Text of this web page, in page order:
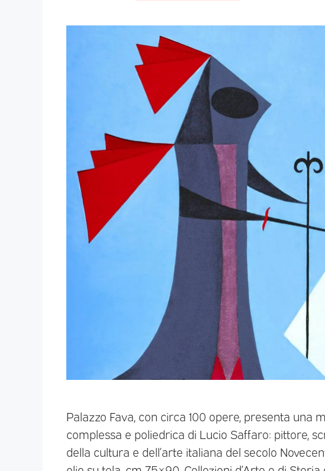
Palazzo Fava, con circa 100 opere, presenta una
complessa e poliedrica di Lucio Saffaro: pittore,
della cultura e dell’arte italiana del secolo